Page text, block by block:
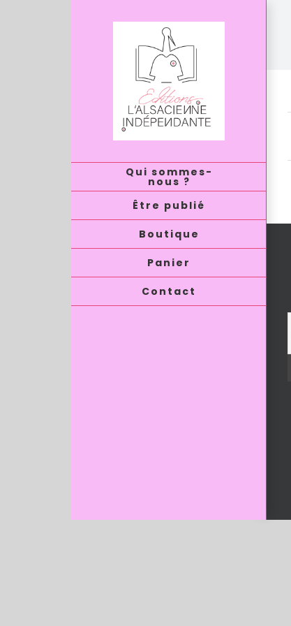
Qui sommes-
nous ?
Être publié
Boutique
Panier
Contact